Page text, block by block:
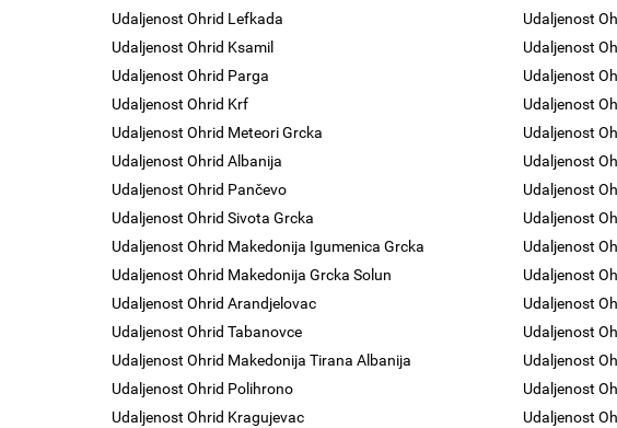
Udaljenost Ohrid Lefkada
Udaljenost
Udaljenost Ohrid Ksamil
Udaljenost
Udaljenost Ohrid Parga
Udaljenost
Udaljenost Ohrid Krf
Udaljenost
Udaljenost Ohrid Meteori Grcka
Udaljenost
Udaljenost Ohrid Albanija
Udaljenost
Udaljenost Ohrid Pančevo
Udaljenost
Udaljenost Ohrid Sivota Grcka
Udaljenost
Udaljenost Ohrid Makedonija Igumenica Grcka
Udaljenost
Udaljenost Ohrid Makedonija Grcka Solun
Udaljenost
Udaljenost Ohrid Arandjelovac
Udaljenost
Udaljenost Ohrid Tabanovce
Udaljenost
Udaljenost Ohrid Makedonija Tirana Albanija
Udaljenost
Udaljenost Ohrid Polihrono
Udaljenost
Udaljenost Ohrid Kragujevac
Udaljenost